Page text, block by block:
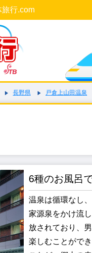
旅行.com
長野県 戸倉上山田温泉
6種のお風呂
温泉は循環なし
家源泉をかけ流
放されており、
楽しむことがで